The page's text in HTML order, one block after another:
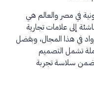
في مصر والعالم هي
إلى علامات تجارية
في هذا المجال، وبفضل
تشمل التصميم
تضمن سلاسة تجربة